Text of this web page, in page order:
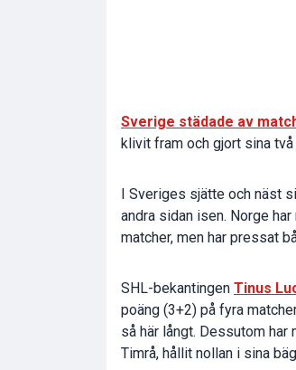
Sverige städade av
klivit fram och gjort sina
I Sveriges sjätte och näst
andra sidan isen. Norge
matcher, men har pressat
SHL-bekantingen Tinus
poäng (3+2) på fyra
så här långt. Dessutom har
Timrå, hållit nollan i sina